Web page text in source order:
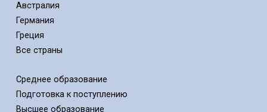
Австралия
Германия
Греция
Все страны
Среднее образование
Подготовка к поступлению
Высшее образование